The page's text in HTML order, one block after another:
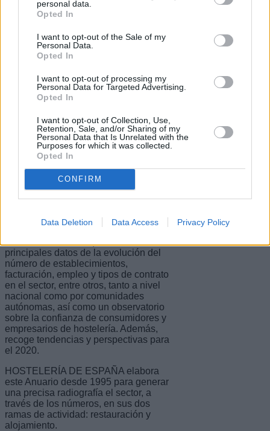
personal data.
Opted In
I want to opt-out of the Sale of my
Personal Data.
Opted In
I want to opt-out of processing my
Personal Data for Targeted Advertising.
Opted In
I want to opt-out of Collection, Use,
Retention, Sale, and/or Sharing of my
Personal Data that Is Unrelated with the
Purposes for which it was collected.
Opted In
CONFIRM
Data Deletion Data Access Privacy Policy
HOSTELERÍA DE ESPAÑA. Y es que
“a pesar de los diferentes ciclos
la pujanza de las nuevas actividades
económicas, ha demostrado que sigue
manteniendo su aportación a la riqueza
nacional”, ha concluido.
Puedes descargarte el Anuario de
Hostelería de España 2019 y
documento de grandes cifras y gráficos
aquí (datos de las Islas Canarias a
partir de la página 52)
Sobre el Anuario de Hostelería de
principales datos de la evolución del
número de establecimientos,
facturación, empleo y tipos de contrato
en el sector, entre otros, tanto a nivel
nacional como por comunidades
autónomas, así como un observatorio
sobre la confianza de consumidores y
empresarios de hostelería. Además,
recoge tendencias y perspectivas para
el 2020.
HOSTELERÍA DE ESPAÑA elabora
este Anuario desde 1995 para generar
una precisa radiografía el sector, a
través de los números, en sus dos
ramas de actividad: restauración y
alojamiento.